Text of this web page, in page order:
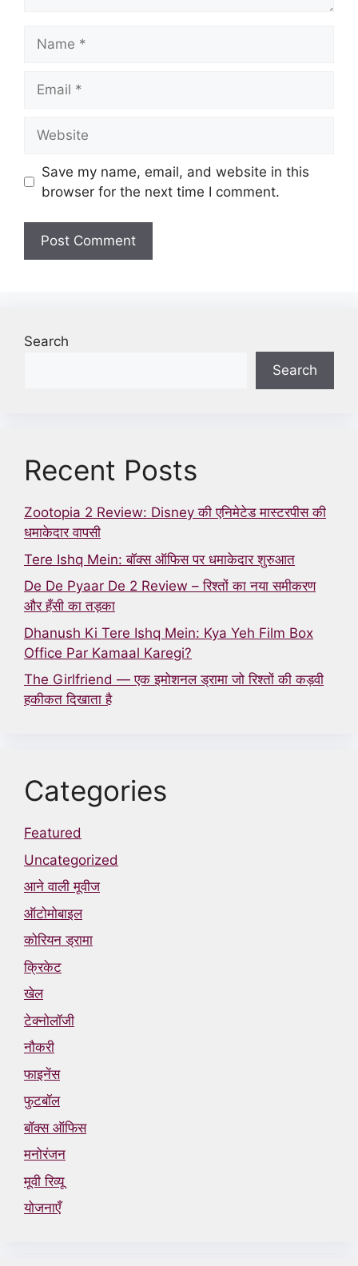
Save my name, email, and website in this
browser for the next time I comment.
Search
Search
Recent Posts
Zootopia 2 Review: Disney की एनिमेटेड मास्टरपीस की
धमाकेदार वापसी
Tere Ishq Mein: बॉक्स ऑफिस पर धमाकेदार शुरुआत
De De Pyaar De 2 Review – रिश्तों का नया समीकरण
और हँसी का तड़का
Dhanush Ki Tere Ishq Mein: Kya Yeh Film Box
Office Par Kamaal Karegi?
The Girlfriend — एक इमोशनल ड्रामा जो रिश्तों की कड़वी
हकीकत दिखाता है
Categories
Featured
Uncategorized
आने वाली मूवीज
ऑटोमोबाइल
कोरियन ड्रामा
क्रिकेट
खेल
टेक्नोलॉजी
नौकरी
फाइनेंस
फुटबॉल
बॉक्स ऑफिस
मनोरंजन
मूवी रिव्यू
योजनाएँ